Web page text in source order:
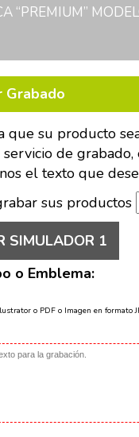
“PREMIUM”
Grabado
que su producto
de
el texto que
sus productos
SIMULADOR 1
o Emblema:
o PDF o Imagen en formato